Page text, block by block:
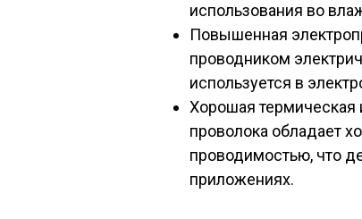
использования во
Повышенная
проводником
используется в
Хорошая термическая
проволока обладает
проводимостью, что
приложениях.